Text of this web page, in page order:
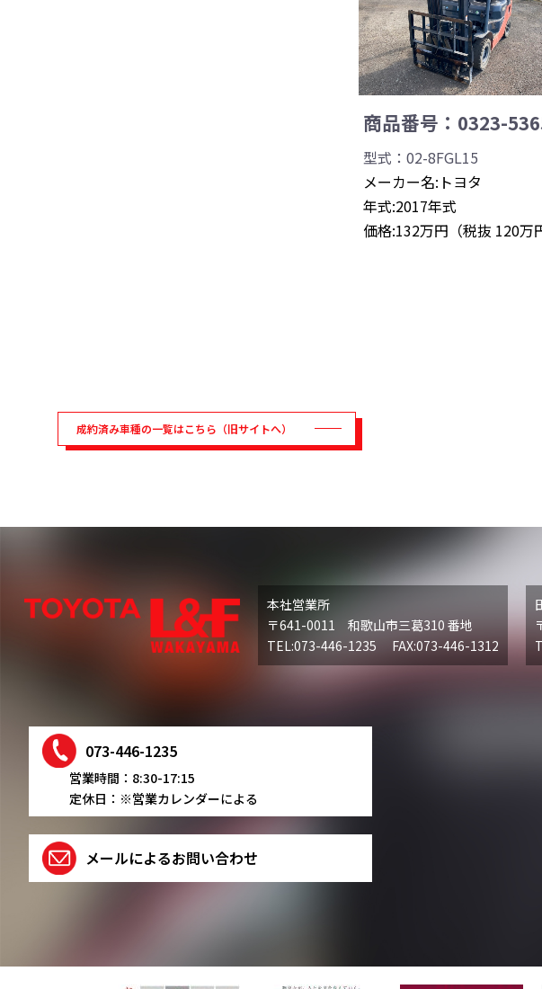
商品番号：0323-
型式：02-8FGL15
メーカー名:トヨタ
年式:2017年式
価格:132万円（税抜 120万
成約済み車種の一覧はこちら（旧サイトへ）
本社営業所
〒641-0011 和歌山市三葛310 番地
TEL:073-446-1235 FAX:073-446-1312
073-446-1235
営業時間：8:30-17:15
定休日：※営業カレンダーによる
メールによるお問い合わせ